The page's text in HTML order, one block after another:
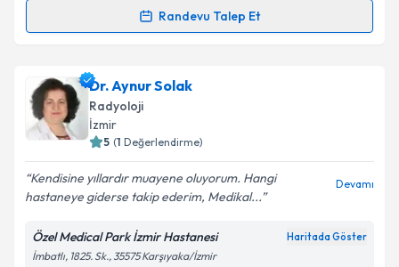
Kişisel verilerimin işlenmesine ilişkin
Metni'ni okudum ve kişisel verilerimin belirtilen
Takvim Talebini Gönder
Randevu Talep Et
Randevu Takvimi Talebi
Uzm. Dr. Feray Özgür Saraçoğlu
takvimi talebi oluşturun. Size bu uzmandan randevu
almanız için bir takvim hazırlandığında e-posta ile
bilgilendireceğiz.
E-posta Adresiniz
Kişisel verilerimin işlenmesine ilişkin
Dr. Aynur Solak
Radyoloji
İzmir
5 (1 Değerlendirme)
Kendisine yıllardır muayene oluyorum. Hangi
hastaneye giderse takip ederim, Medikal...
Devamı
Özel Medical Park İzmir Hastanesi Haritada Göster
İmbatlı, 1825. Sk., 35575 Karşıyaka/İzmir